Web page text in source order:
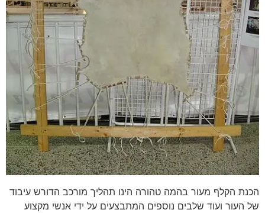
הכנת הקלף מעור בהמה טהורה הינו תהליך מורכב הדורש עיבוד
של העור ועוד שלבים נוספים המתבצעים על ידי אנשי מקצוע